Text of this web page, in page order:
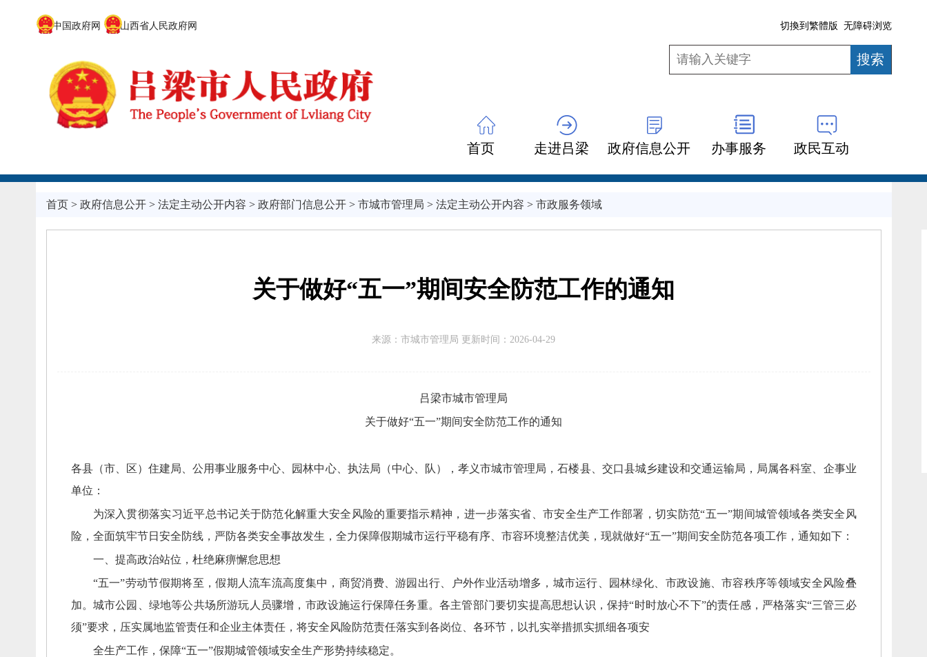
中国政府网 山西省人民政府网 切換到繁體版 无障碍浏览
首页 走进吕梁 政府信息公开 办事服务 政民互动
首页> 政府信息公开> 法定主动公开内容 > 政府部门信息公开> 市城市管理局 > 法定主动公开内容 > 市政服务领域
关于做好“五一”期间安全防范工作的通知
来源： 市城市管理局 更新时间： 2026-04-29
吕梁市城市管理局
关于做好“五一”期间安全防范工作的通知
各县（市、 区）住建局、 公用事业服务中心、 园林中心、 执法局（中心、 队），孝义市城市管理局，石楼县、 交口县城乡建设和交通运输局， 局属各科室、 企事业
单位：
为深入贯彻落实习近平总书记关于防范化解重大安全风险的重要指示精神， 进一步落实省、 市安全生产工作部署， 切实防范“五一”期间城管领域各类安全风
险， 全面筑牢节日安全防线， 严防各类安全事故发生， 全力保障假期城市运行平稳有序、 市容环境整洁优美， 现就做好“五一”期间安全防范各项工作， 通知如下：
一、 提高政治站位， 杜绝麻痹懈怠思想
“五一”劳动节假期将至，假期人流车流高度集中， 商贸消费、游园出行、 户外作业活动增多， 城市运行、 园林绿化、 市政设施、市容秩序等领域安全风险叠
加。 城市公园、 绿地等公共场所游玩人员骤增， 市政设施运行保障任务重。各主管部门要切实提高思想认识，保持“时时放心不下”的责任感， 严格落实“三管三必
须”要求， 压实属地监管责任和企业主体责任， 将安全风险防范责任落实到各岗位、 各环节， 以扎实举措抓实抓细各项安
全生产工作， 保障“五一”假期城管领域安全生产形势持续稳定。